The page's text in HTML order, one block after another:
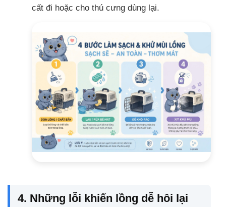
cất đi hoặc cho thú cưng dùng lại.
4. Những lỗi khiến lồng dễ hôi lại